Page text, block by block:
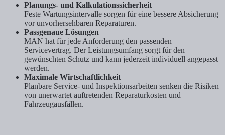
Planungs- und Kalkulationssicherheit
Feste Wartungsintervalle sorgen für eine bessere Absicherung
vor unvorhersehbaren Reparaturen.
Passgenaue Lösungen
MAN hat für jede Anforderung den passenden
Servicevertrag. Der Leistungsumfang sorgt für den
gewünschten Schutz und kann jederzeit individuell angepasst
werden.
Maximale Wirtschaftlichkeit
Planbare Service- und Inspektionsarbeiten senken die Risiken
von unerwartet auftretenden Reparaturkosten und
Fahrzeugausfällen.